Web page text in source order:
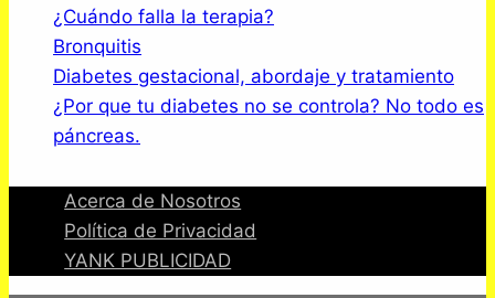
¿Cuándo falla la terapia?
Bronquitis
Diabetes gestacional, abordaje y tratamiento
¿Por que tu diabetes no se controla? No todo es
páncreas.
Acerca de Nosotros
Política de Privacidad
YANK PUBLICIDAD